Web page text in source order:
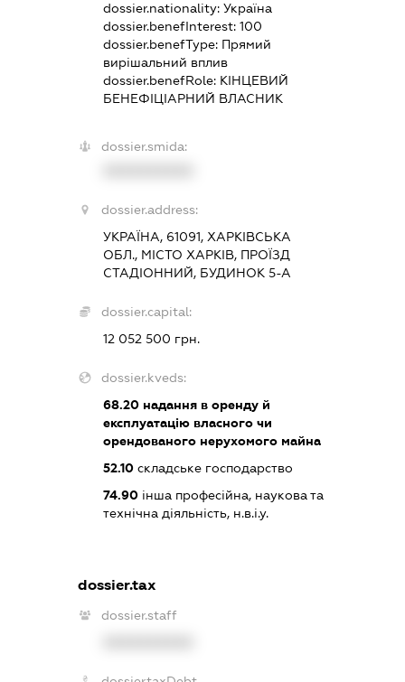
dossier.nationality:Україна
dossier.benefInterest:100
dossier.benefType: Прямий
вирішальний вплив
dossier.benefRole: КІНЦЕВИЙ
БЕНЕФІЦІАРНИЙ ВЛАСНИК
dossier.smida:
dossier.address:
УКРАЇНА, 61091, ХАРКІВСЬКА
ОБЛ., МІСТО ХАРКІВ, ПРОЇЗД
СТАДІОННИЙ, БУДИНОК 5-А
dossier.capital:
12 052 500 грн.
dossier.kveds:
68.20 надання в оренду й
експлуатацію власного чи
орендованого нерухомого майна
52.10 складське господарство
74.90 інша професійна, наукова та
технічна діяльність, н.в.і.у.
dossier.tax
dossier.staff